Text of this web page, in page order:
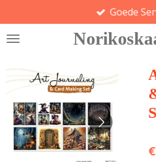
direct
naar
hoofdinhoud
Goede